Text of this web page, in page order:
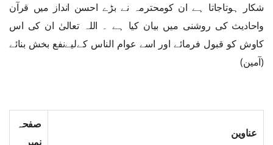
شکار ہوتاجاتا ہے ان کومحترمہ نے بڑے احسن انداز میں قرآن
واحادیث کی روشنی میں بیان کیا ہے ۔ اللہ تعالیٰ ان کی اس
کاوش کو قبول فرمائے اور اسے عوام الناس کےلیےنفع بخش بنائے
(آمین)
عناوین
صفحہ
نمبر